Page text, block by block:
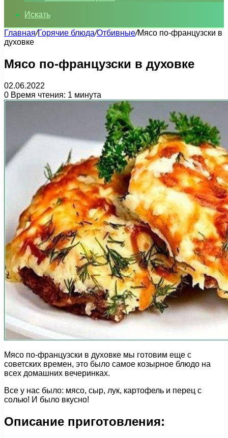
Искать
Главная/Горячие блюда/Отбивные/Мясо по-французски в
духовке
Мясо по-французски в духовке
02.06.2022
0 Время чтения: 1 минута
Мясо по-французски в духовке мы готовим еще с
советских времен, это было самое козырное блюдо на
всех домашних вечеринках.
Все у нас было: мясо, сыр, лук, картофель и перец с
солью! И было вкусно!
Описание приготовления: